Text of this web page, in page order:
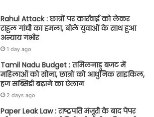
Rahul Attack : छात्रों पर कार्रवाई को लेकर
राहुल गांधी का हमला, बोले युवाओं के साथ हुआ
अन्याय गंभीर
1 day ago
Tamil Nadu Budget : तमिलनाडु बजट में
महिलाओं को सोना, छात्रों को आधुनिक साइकिल,
हज सब्सिडी बढ़ाने का ऐलान
2 days ago
Paper Leak Law : राष्ट्रपति मंजूरी के बाद पेपर